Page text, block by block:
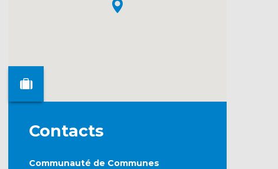
Contacts
Communauté de Communes